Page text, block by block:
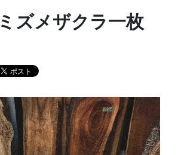
ズメザクラ一枚